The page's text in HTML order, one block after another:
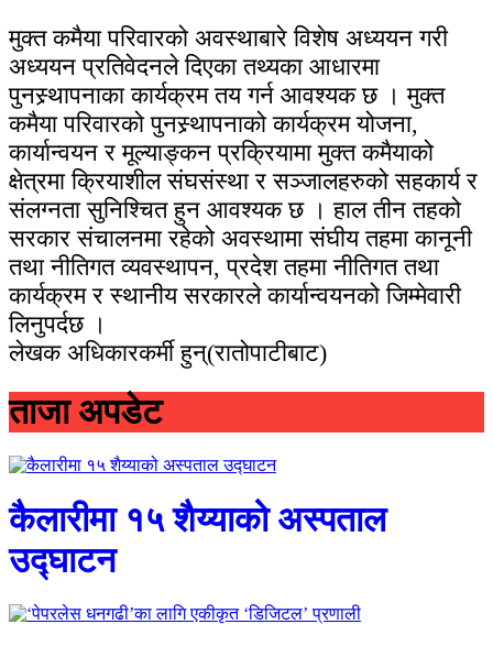
मुक्त कमैया परिवारको अवस्थाबारे विशेष अध्ययन गरी
अध्ययन प्रतिवेदनले दिएका तथ्यका आधारमा
पुनस्र्थापनाका कार्यक्रम तय गर्न आवश्यक छ । मुक्त
कमैया परिवारको पुनस्र्थापनाको कार्यक्रम योजना,
कार्यान्वयन र मूल्याङ्कन प्रक्रियामा मुक्त कमैयाको
क्षेत्रमा क्रियाशील संघसंस्था र सञ्जालहरुको सहकार्य र
संलग्नता सुनिश्चित हुन आवश्यक छ । हाल तीन तहको
सरकार संचालनमा रहेको अवस्थामा संघीय तहमा कानूनी
तथा नीतिगत व्यवस्थापन, प्रदेश तहमा नीतिगत तथा
कार्यक्रम र स्थानीय सरकारले कार्यान्वयनको जिम्मेवारी
लिनुपर्दछ ।
लेखक अधिकारकर्मी हुन्(रातोपाटीबाट)
ताजा अपडेट
कैलारीमा १५ शैय्याको अस्पताल
उद्घाटन